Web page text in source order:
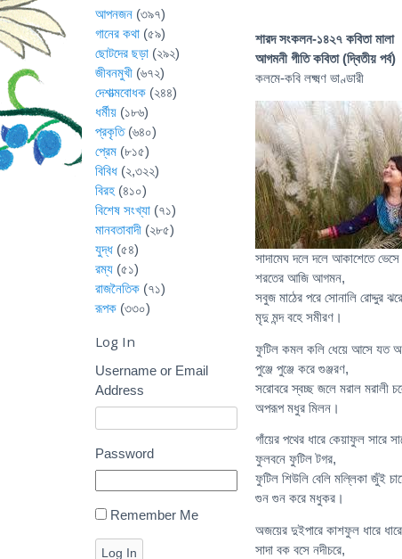
শারদ সংকলন-১৪২৭ কবিতা মালা
আগমনী গীতি কবিতা (দ্বিতীয় পর্ব)
কলমে-কবি লক্ষ্মণ ভাণ্ডারী
সাদামেঘ দলে দলে আকাশেতে
শরতের আজি আগমন,
সবুজ মাঠের পরে সোনালি রোদ্দুর ঝরে
মৃদু মন্দ বহে সমীরণ।
ফুটিল কমল কলি ধেয়ে আসে যত
পুঞ্জে পুঞ্জে করে গুঞ্জরণ,
সরোবরে স্বচ্ছ জলে মরাল মরালী
অপরূপ মধুর মিলন।
গাঁয়ের পথের ধারে কেয়াফুল সারে
ফুলবনে ফুটিল টগর,
ফুটিল শিউলি বেলি মল্লিকা জুঁই
গুন গুন করে মধুকর।
অজয়ের দুইপারে কাশফুল ধারে ধারে
সাদা বক বসে নদীচরে,
আপনজন (৩৯৭)
গানের কথা (৫৯)
ছোটদের ছড়া (২৯২)
জীবনমুখী (৬৭২)
দেশাত্মবোধক (২৪৪)
ধর্মীয় (১৮৬)
প্রকৃতি(৬৪০)
প্রেম (৮১৫)
বিবিধ (২,৩২২)
বিরহ (৪১০)
বিশেষ সংখ্যা (৭১)
মানবতাবাদী (২৮৫)
যুদ্ধ (৫৪)
রম্য (৫১)
রাজনৈতিক (৭১)
রূপক (৩৩০)
Log In
Username or Email
Address
Password
Remember Me
Log In